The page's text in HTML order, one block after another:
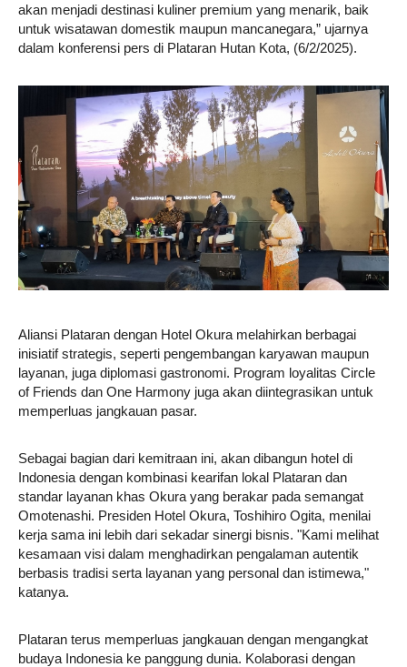
akan menjadi destinasi kuliner premium yang menarik, baik
untuk wisatawan domestik maupun mancanegara,” ujarnya
dalam konferensi pers di Plataran Hutan Kota, (6/2/2025).
Aliansi Plataran dengan Hotel Okura melahirkan berbagai
inisiatif strategis, seperti pengembangan karyawan maupun
layanan, juga diplomasi gastronomi. Program loyalitas Circle
of Friends dan One Harmony juga akan diintegrasikan untuk
memperluas jangkauan pasar.
Sebagai bagian dari kemitraan ini, akan dibangun hotel di
Indonesia dengan kombinasi kearifan lokal Plataran dan
standar layanan khas Okura yang berakar pada semangat
Omotenashi. Presiden Hotel Okura, Toshihiro Ogita, menilai
kerja sama ini lebih dari sekadar sinergi bisnis. "Kami melihat
kesamaan visi dalam menghadirkan pengalaman autentik
berbasis tradisi serta layanan yang personal dan istimewa,"
katanya.
Plataran terus memperluas jangkauan dengan mengangkat
budaya Indonesia ke panggung dunia. Kolaborasi dengan